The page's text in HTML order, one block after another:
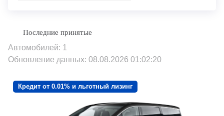
Автомобилей: 1
Обновление данных: 08.08.2026 01:02:20
Кредит от 0.01% и льготный лизинг